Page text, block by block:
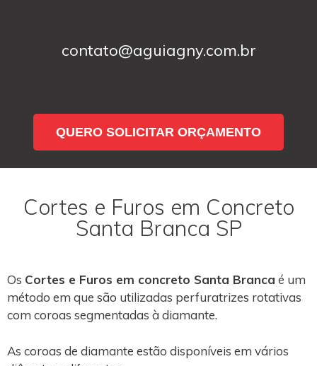
contato@aguiagny.com.br
QUERO SOLICITAR ORÇAMENTO
Cortes e Furos em Concreto
Santa Branca SP
Os Cortes e Furos em concreto Santa Branca é um
método em que são utilizadas perfuratrizes rotativas
com coroas segmentadas à diamante.
As coroas de diamante estão disponíveis em vários